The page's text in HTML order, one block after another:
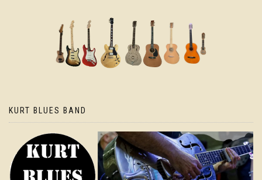
KURT BLUES BAND